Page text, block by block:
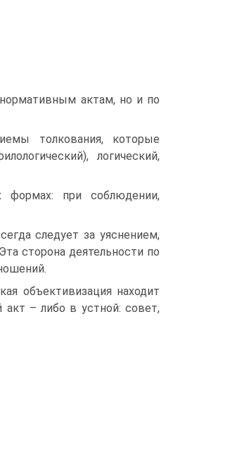
актам, но и по
толкования, которые
логический,
формах: при соблюдении,
следует за уяснением,
сторона деятельности по
объективизация находит
– либо в устной: совет,